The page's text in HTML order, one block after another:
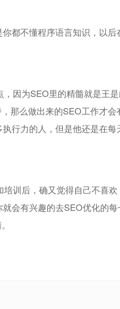
都不懂程序语言知识，以后
因为SEO里的精髓就是王
那么做出来的SEO工作才会
行力的人，但是他还是在每
训后，确又觉得自己不喜欢
会有兴趣的去SEO优化的每